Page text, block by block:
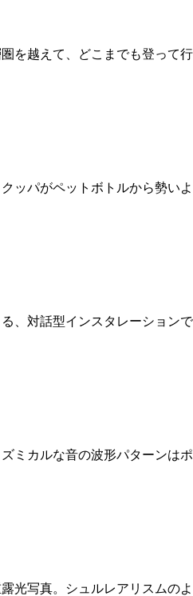
を越えて、どこまでも登って
ッパがペットボトルから勢い
、対話型インスタレーション
カルな音の波形パターンは
光写真。シュルレアリスムの